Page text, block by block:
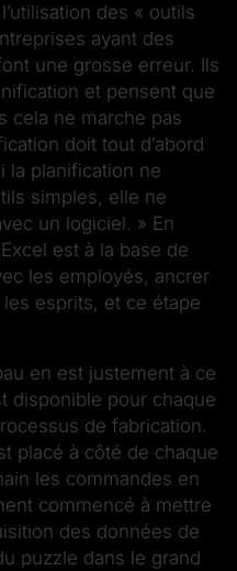
des « outils
ayant des
une grosse erreur. Ils
et pensent que
cela ne marche pas
doit tout d’abord
la planification ne
simples, elle ne
un logiciel. » En
est à la base de
les employés, ancrer
esprits, et ce étape
en est justement à ce
disponible pour chaque
de fabrication.
placé à côté de chaque
les commandes en
commencé à mettre
des données de
puzzle dans le grand